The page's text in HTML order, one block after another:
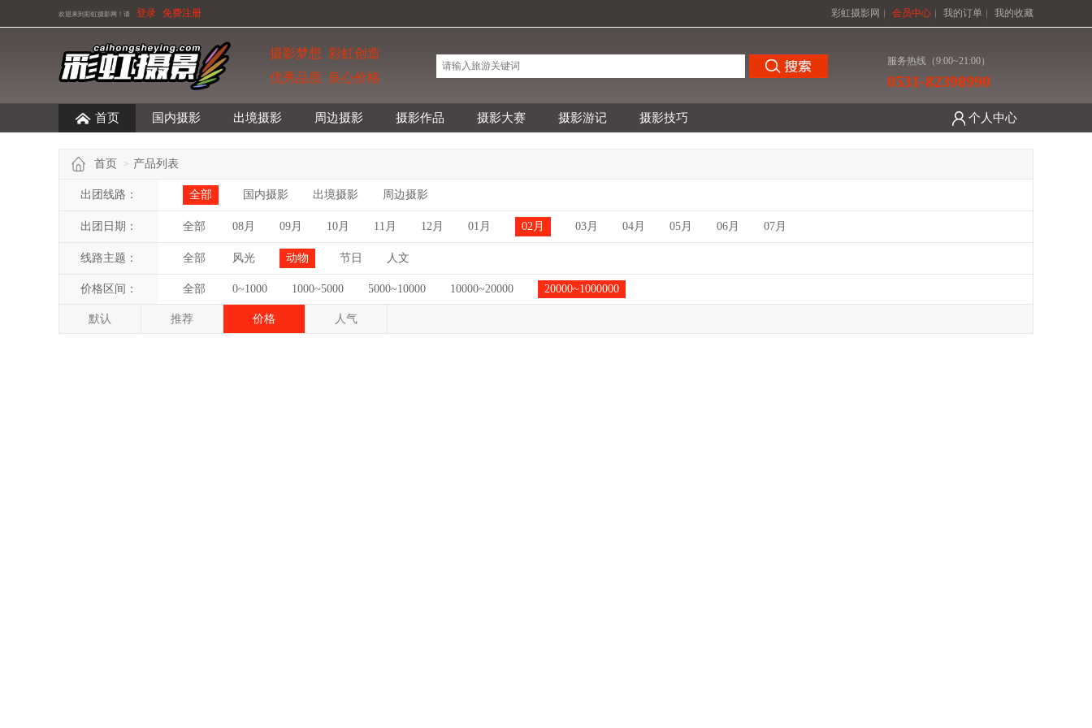
欢迎来到彩虹摄影网！ 请 登录 免费注册 彩虹摄影网 会员中心 我的订单 我的收藏
摄影梦想 彩虹创造
优秀品质 良心价格
服务热线（9:00~21:00）
0531-82398990
首页 国内摄影 出境摄影 周边摄影 摄影作品 摄影大赛 摄影游记 摄影技巧 个人中心
首页 > 产品列表
出团线路： 全部 国内摄影 出境摄影 周边摄影
出团日期： 全部 08月 09月 10月 11月 12月 01月 02月 03月 04月 05月 06月 07月
线路主题： 全部 风光 动物 节日 人文
价格区间： 全部 0~1000 1000~5000 5000~10000 10000~20000 20000~1000000
默认 推荐 价格 人气